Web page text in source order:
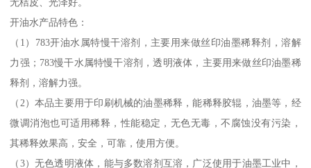
开油水产品特色：
（1）783开油水属特慢干溶剂，主要用来做丝印油墨稀释剂，溶解
力强；783慢干水属特慢干溶剂，透明液体，主要用来做丝印油墨稀
释剂，溶解力强。
（2）本品主要用于印刷机械的油墨稀释，能稀释胶辊，油墨等，经
微调消泡也可适用稀释，性能稳定，无色无毒，不腐蚀没有污染，
其稀释效果高，安全，可靠，使用方便。
（3）无色透明液体，能与多数溶剂互溶，广泛使用于油墨工业中，